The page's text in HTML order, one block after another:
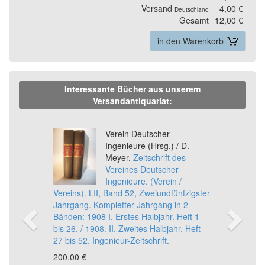
Versand Deutschland
4,00 €
Gesamt 12,00 €
in den Warenkorb
Interessante Bücher aus unserem
Versandantiquariat:
Verein Deutscher
Ingenieure (Hrsg.) / D.
Meyer. Zeitschrift des
Vereines Deutscher
Ingenieure. (Verein /
Vereins). LII, Band 52, Zweiundfünfzigster
Jahrgang. Kompletter Jahrgang in 2
Bänden: 1908 I. Erstes Halbjahr. Heft 1
bis 26. / 1908. II. Zweites Halbjahr. Heft
27 bis 52. Ingenieur-Zeitschrift.
200,00 €
Previous